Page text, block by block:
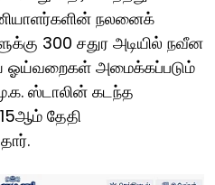
நலனைக்
300 சதுர அடியில் நவீன
ஓய்வறைகள் அமைக்கப்படும்
ஸ்டாலின் கடந்த
தேதி